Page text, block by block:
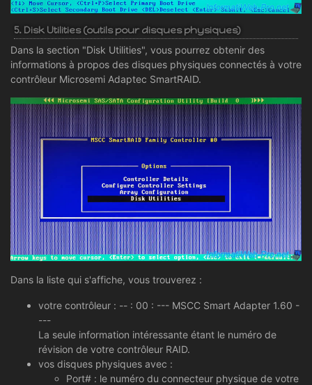
5. Disk Utilities (outils pour disques physiques)
Dans la section "Disk Utilities", vous pourrez obtenir des
informations à propos des disques physiques connectés à votre
contrôleur Microsemi Adaptec SmartRAID.
Dans la liste qui s'affiche, vous trouverez :
votre contrôleur : -- : 00 : --- MSCC Smart Adapter 1.60 -
---
La seule information intéressante étant le numéro de
révision de votre contrôleur RAID.
vos disques physiques avec :
Port# : le numéro du connecteur physique de votre